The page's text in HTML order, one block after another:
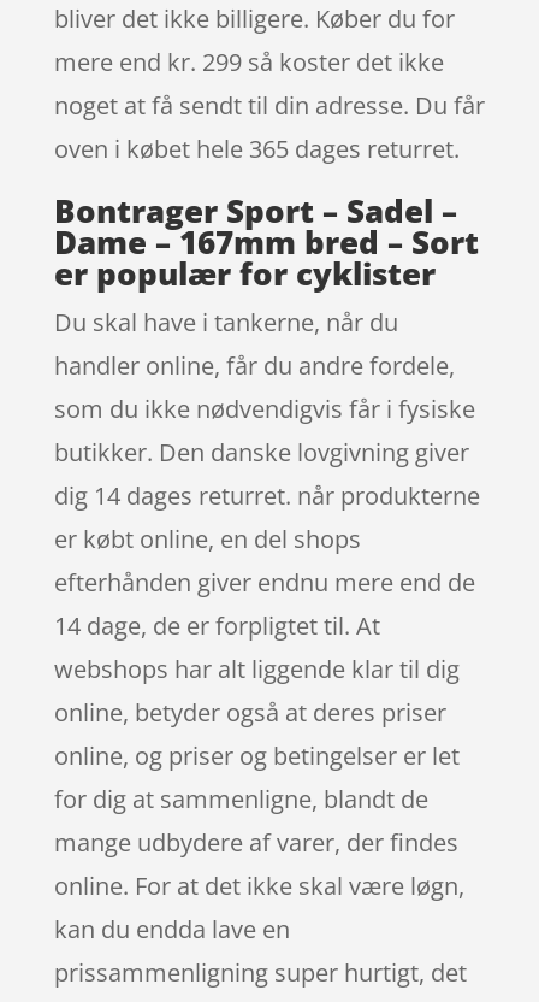
bliver det ikke billigere. Køber du for
mere end kr. 299 så koster det ikke
noget at få sendt til din adresse. Du får
oven i købet hele 365 dages returret.
Bontrager Sport – Sadel –
Dame – 167mm bred – Sort
er populær for cyklister
Du skal have i tankerne, når du
handler online, får du andre fordele,
som du ikke nødvendigvis får i fysiske
butikker. Den danske lovgivning giver
dig 14 dages returret. når produkterne
er købt online, en del shops
efterhånden giver endnu mere end de
14 dage, de er forpligtet til. At
webshops har alt liggende klar til dig
online, betyder også at deres priser
online, og priser og betingelser er let
for dig at sammenligne, blandt de
mange udbydere af varer, der findes
online. For at det ikke skal være løgn,
kan du endda lave en
prissammenligning super hurtigt, det